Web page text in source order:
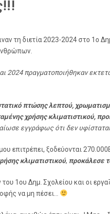
τη διετία 2023-2024 στο 1ο
2024 πραγματοποιήθηκαν
πτώσης λεπτού,
χρήσης κλιματιστικού,
εγγράφως ότι δεν
επιτρέπει, ξοδεύονται
κλιματιστικού, προκάλεσε
1ου Δημ. Σχολείου και οι
να μη πέσει…